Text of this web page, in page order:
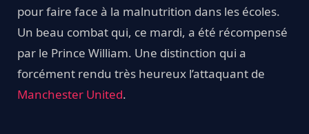
pour faire face à la malnutrition dans les écoles.
Un beau combat qui, ce mardi, a été récompensé
par le Prince William. Une distinction qui a
forcément rendu très heureux l’attaquant de
Manchester United.